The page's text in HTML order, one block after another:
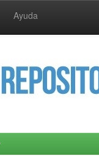
Ayuda